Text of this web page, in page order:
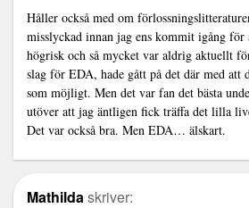
Håller också med om
misslyckad innan jag ens kommit igång
högrisk och så mycket var aldrig aktuellt
slag för EDA, hade gått på det där med att
som möjligt. Men det var fan det bästa
utöver att jag äntligen fick träffa det lilla
Det var också bra. Men EDA… älskart.
Mathildaskriver: